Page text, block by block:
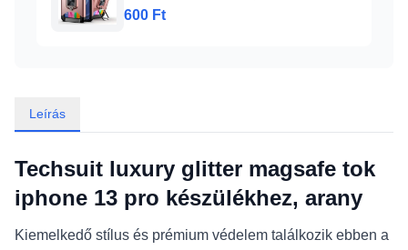
támasszal, kártyatartóval rózsaszín (ip-
600 Ft
Leírás
Techsuit luxury glitter magsafe tok
iphone 13 pro készülékhez, arany
Kiemelkedő stílus és prémium védelem találkozik ebben a